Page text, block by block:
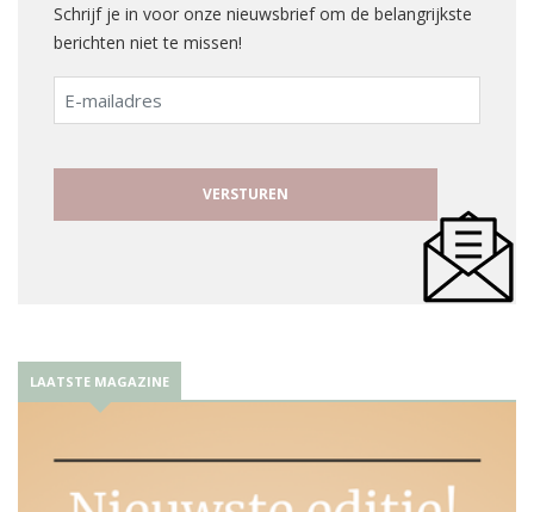
Schrijf je in voor onze nieuwsbrief om de belangrijkste
berichten niet te missen!
E-
mailadres
LAATSTE MAGAZINE